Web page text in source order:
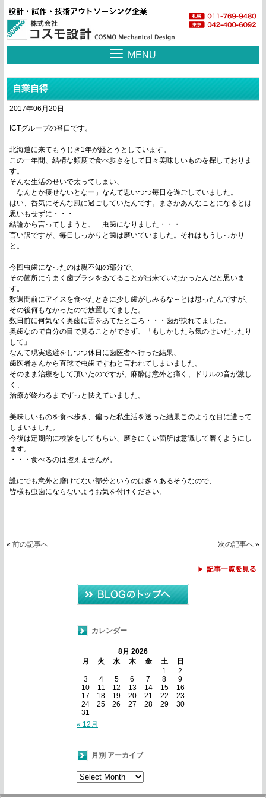
MENU
自業自得
2017年06月20日
ICTグループの登口です。
北海道に来てもうじき1年が経とうとしています。
この一年間、結構な頻度で食べ歩きをして日々美味しいものを探しておりま
す。
そんな生活のせいで太ってしまい、
「なんとか痩せないとなー」なんて思いつつ毎日を過ごしていました。
はい、呑気にそんな風に過ごしていたんです。まさかあんなことになるとは
思いもせずに・・・
結論から言ってしまうと、 虫歯になりました・・・
言い訳ですが、毎日しっかりと歯は磨いていました。それはもうしっかり
と。
今回虫歯になったのは親不知の部分で、
その箇所にうまく歯ブラシをあてることが出来ていなかったんだと思いま
す。
数週間前にアイスを食べたときに少し歯がしみるな～とは思ったんですが、
その後何もなかったので放置してました。
数日前に何気なく奥歯に舌をあてたところ・・・歯が抉れてました。
奥歯なので自分の目で見ることができず、「もしかしたら気のせいだったり
して」
なんて現実逃避をしつつ休日に歯医者へ行った結果、
歯医者さんから直球で虫歯ですねと言われてしまいました。
そのまま治療をして頂いたのですが、麻酔は意外と痛く、ドリルの音が激し
く、
治療が終わるまでずっと怯えていました。
美味しいものを食べ歩き、偏った私生活を送った結果このような目に遭って
しまいました。
今後は定期的に検診をしてもらい、磨きにくい箇所は意識して磨くようにし
ます。
・・・食べるのは控えませんが。
誰にでも意外と磨けてない部分というのは多々あるそうなので、
皆様も虫歯にならないようお気を付けください。
«前の記事へ 次の記事へ»
カレンダー
8月 2026
月
火 水 木 金 土
日
1
2
3
4 5 6 7 8
9
10
11 12 13 14 15
16
17
18 19 20 21 22
23
24
25 26 27 28 29
30
31
« 12月
月別 アーカイブ
月
別
ア